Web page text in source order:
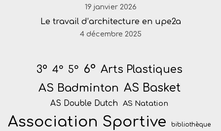
19 janvier 2026
Le travail d’architecture en upe2a
4 décembre 2025
3° 4° 5° 6° Arts Plastiques
AS Badminton AS Basket
AS Double Dutch AS Natation
Association Sportive bibliothèque